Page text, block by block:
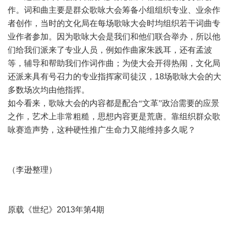
作。词和曲主要是群众歌咏大会筹备小组组织专业、业余作
者创作，当时的文化局在每场歌咏大会时均组织若干词曲专
业作者参加。因为歌咏大会是我们和他们联合举办，所以他
们给我们派来了专业人员，例如作曲家朱践耳，还有孟波
等，辅导和帮助我们作词作曲；为使大会开得热闹，文化局
还派来具有号召力的专业指挥家司徒汉， 18场歌咏大会的大
多数场次均由他指挥。
如今看来，歌咏大会的内容都是配合“文革”政治需要的应景
之作，艺术上非常粗糙，思想内容更是荒唐。靠组织群众歌
咏赛造声势，这种硬性推广生命力又能维持多久呢？
（李逊整理）
原载《世纪》 2013年第4期